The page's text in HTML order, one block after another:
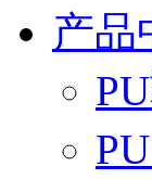
产品